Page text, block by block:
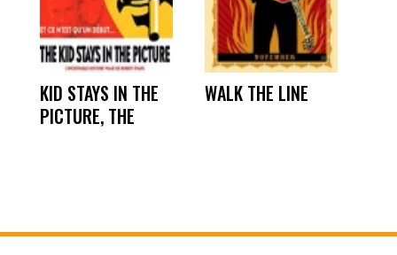
KID STAYS IN THE
PICTURE, THE
WALK THE LINE